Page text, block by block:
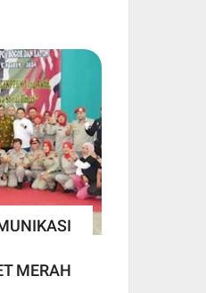
MERAH